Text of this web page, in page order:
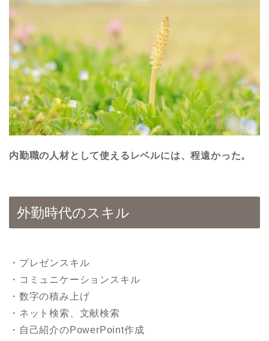
内勤職の人材として使えるレベルには、程遠かった。
外勤時代のスキル
・プレゼンスキル
・コミュニケーションスキル
・数字の積み上げ
・ネット検索、文献検索
・自己紹介のPowerPoint作成